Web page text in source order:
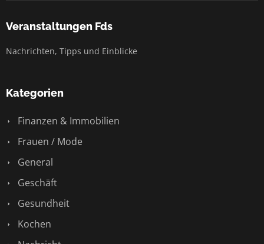
Veranstaltungen Fds
Nachrichten, Tipps und Einblicke
Kategorien
Finanzen & Immobilien
Frauen / Mode
General
Geschäft
Gesundheit
Kochen